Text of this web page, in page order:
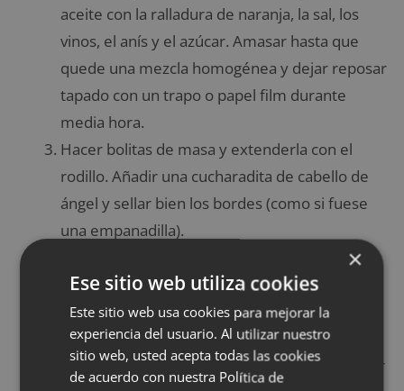
aceite con la ralladura de naranja, la sal, los
vinos, el anís y el azúcar. Amasar hasta que
quede una mezcla homogénea y dejar reposar
tapado con un trapo o papel film durante
media hora.
Hacer bolitas de masa y extenderla con el
rodillo. Añadir una cucharadita de cabello de
ángel y sellar bien los bordes (como si fuese
una empanadilla).
Freír en aceite de oliva con una cáscara de
naranja y retirar después de un minuto. Freír
los borrachuelos hasta que queden dorados y
dejar escurrir sobre un papel.
Aún caliente, rebozar por azúcar o miel y dejar
×
Ese sitio web utiliza cookies
Este sitio web usa cookies para mejorar la
experiencia del usuario. Al utilizar nuestro
sitio web, usted acepta todas las cookies
de acuerdo con nuestra Política de